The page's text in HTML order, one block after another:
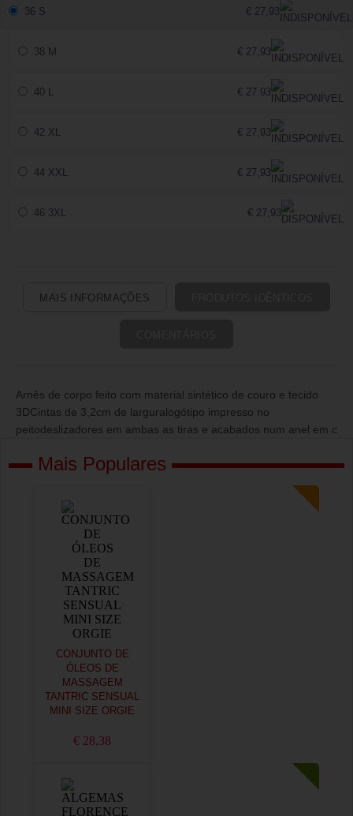
36 S € 27,93
38 M € 27,93
40 L € 27,93
42 XL € 27,93
44 XXL € 27,93
46 3XL € 27,93
MAIS INFORMAÇÕES
Arnês de corpo feito com material sintético de couro e tecido
3DCintas de 3,2cm de larguralogótipo impresso no
peitodeslizadores em ambas as tiras e acabados num anel em c
Mais Populares
CONJUNTO DE
ÓLEOS DE
MASSAGEM
TANTRIC SENSUAL
MINI SIZE ORGIE
€ 28,38